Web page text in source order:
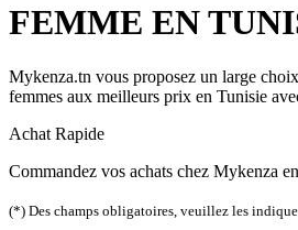
FEMME EN
Mykenza.tn vous proposez un large
femmes aux meilleurs prix en Tunisie
Achat Rapide
Commandez vos achats chez Mykenza
(*) Des champs obligatoires, veuillez les